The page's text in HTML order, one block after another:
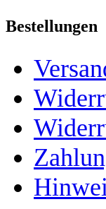
Bestellungen